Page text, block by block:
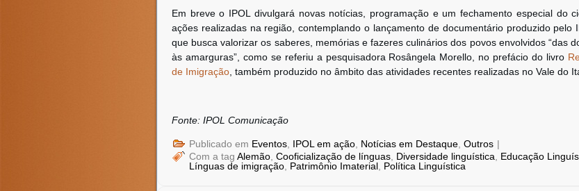
Em breve o IPOL divulgará novas notícias, programação e um fechamento especial do
ações realizadas na região, contemplando o lançamento de documentário produzido pelo
que busca valorizar os saberes, memórias e fazeres culinários dos povos envolvidos “das
às amarguras”, como se referiu a pesquisadora Rosângela Morello, no prefácio do livro
de Imigração , também produzido no âmbito das atividades recentes realizadas no Vale do
Fonte: IPOL Comunicação
Publicado em Eventos IPOL em ação Notícias em Destaque Outros |
Com a tag Alemão Cooficialização de línguas Diversidade linguística Educação
Línguas de imigração Patrimônio Imaterial Política Linguística